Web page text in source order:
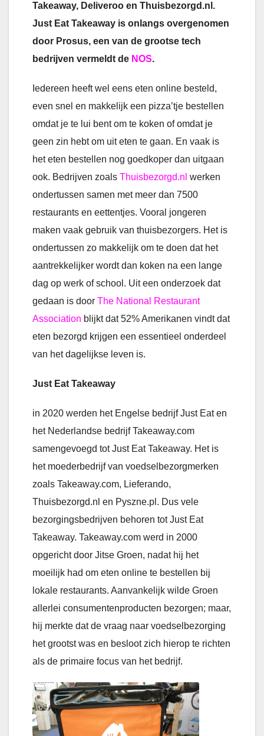
Takeaway, Deliveroo en Thuisbezorgd.nl.
Just Eat Takeaway is onlangs overgenomen
door Prosus, een van de grootse tech
bedrijven vermeldt de NOS.
Iedereen heeft wel eens eten online besteld,
even snel en makkelijk een pizza’tje bestellen
omdat je te lui bent om te koken of omdat je
geen zin hebt om uit eten te gaan. En vaak is
het eten bestellen nog goedkoper dan uitgaan
ook. Bedrijven zoals Thuisbezorgd.nl werken
ondertussen samen met meer dan 7500
restaurants en eettentjes. Vooral jongeren
maken vaak gebruik van thuisbezorgers. Het is
ondertussen zo makkelijk om te doen dat het
aantrekkelijker wordt dan koken na een lange
dag op werk of school. Uit een onderzoek dat
gedaan is door The National Restaurant
Association blijkt dat 52% Amerikanen vindt dat
eten bezorgd krijgen een essentieel onderdeel
van het dagelijkse leven is.
Just Eat Takeaway
in 2020 werden het Engelse bedrijf Just Eat en
het Nederlandse bedrijf Takeaway.com
samengevoegd tot Just Eat Takeaway. Het is
het moederbedrijf van voedselbezorgmerken
zoals Takeaway.com, Lieferando,
Thuisbezorgd.nl en Pyszne.pl. Dus vele
bezorgingsbedrijven behoren tot Just Eat
Takeaway. Takeaway.com werd in 2000
opgericht door Jitse Groen, nadat hij het
moeilijk had om eten online te bestellen bij
lokale restaurants. Aanvankelijk wilde Groen
allerlei consumentenproducten bezorgen; maar,
hij merkte dat de vraag naar voedselbezorging
het grootst was en besloot zich hierop te richten
als de primaire focus van het bedrijf.